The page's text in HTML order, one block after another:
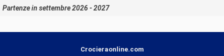
Partenze in settembre 2026 - 2027
Crocieraonline.com